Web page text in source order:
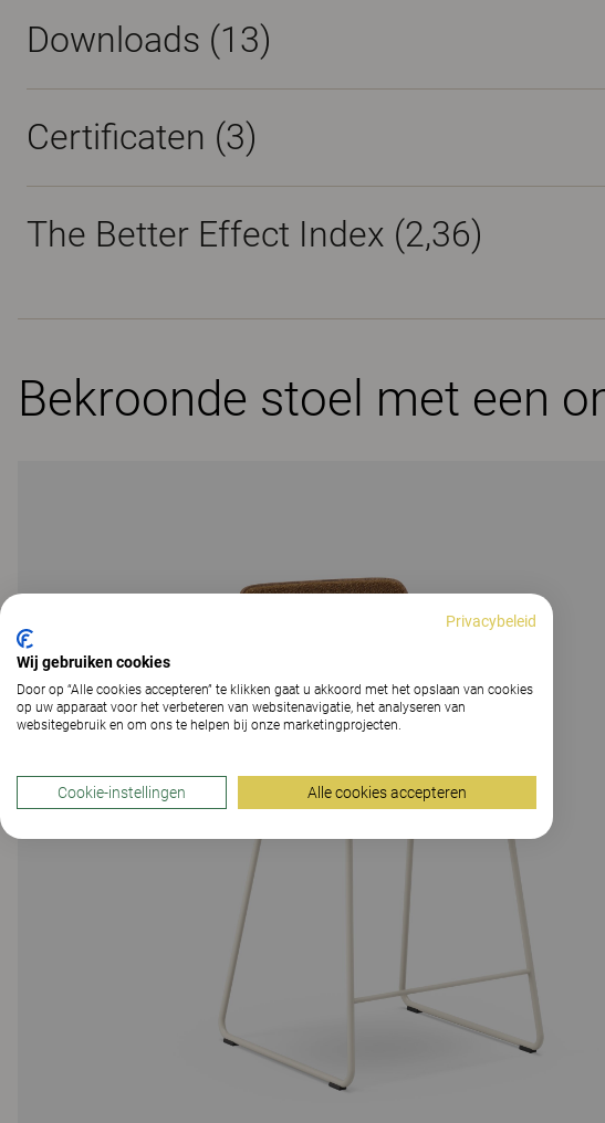
Downloads (13)
Certificaten (3)
The Better Effect Index (2,36)
Bekroonde stoel met een
Privacybeleid
Wij gebruiken cookies
Door op “Alle cookies accepteren” te klikken gaat u akkoord met het opslaan van cookies
op uw apparaat voor het verbeteren van websitenavigatie, het analyseren van
websitegebruik en om ons te helpen bij onze marketingprojecten.
Cookie-instellingen Alle cookies accepteren